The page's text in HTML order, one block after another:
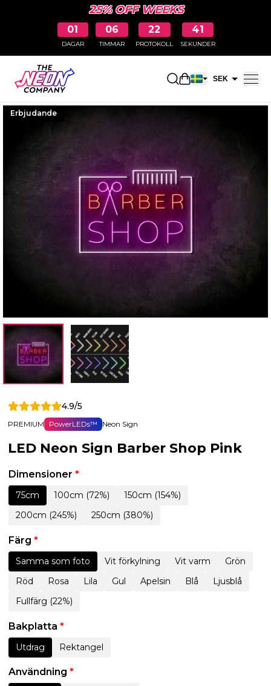
25% OFF WEEKS
01
DAGAR
06
TIMMAR
22
PROTOKOLL
40
SEKUNDER
ÖppnaSEK
Erbjudande
4.9/5
PREMIUM PowerLEDs™ Neon Sign
LED Neon Sign Barber Shop Pink
Dimensioner *
75cm 100cm (72%)
150cm (154%)
200cm (245%)
250cm (380%)
Färg *
Samma som foto Vit förkylning Vit varm
Grön
Röd
Rosa Lila Gul Apelsin Blå
Ljusblå
Fullfärg (22%)
Bakplatta *
Utdrag Rektangel
Användning *